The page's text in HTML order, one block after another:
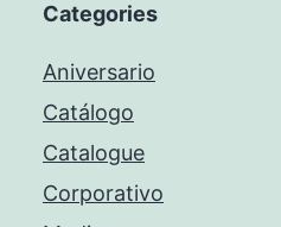
Categories
Aniversario
Catálogo
Catalogue
Corporativo